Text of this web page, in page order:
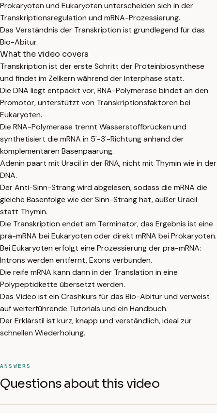
Prokaryoten und Eukaryoten unterscheiden sich in der
Transkriptionsregulation und mRNA-Prozessierung.
Das Verständnis der Transkription ist grundlegend für das
Bio-Abitur.
What the video covers
Transkription ist der erste Schritt der Proteinbiosynthese
und findet im Zellkern während der Interphase statt.
Die DNA liegt entpackt vor, RNA-Polymerase bindet an den
Promotor, unterstützt von Transkriptionsfaktoren bei
Eukaryoten.
Die RNA-Polymerase trennt Wasserstoffbrücken und
synthetisiert die mRNA in 5'-3'-Richtung anhand der
komplementären Basenpaarung.
Adenin paart mit Uracil in der RNA, nicht mit Thymin wie in der
DNA.
Der Anti-Sinn-Strang wird abgelesen, sodass die mRNA die
gleiche Basenfolge wie der Sinn-Strang hat, außer Uracil
statt Thymin.
Die Transkription endet am Terminator, das Ergebnis ist eine
prä-mRNA bei Eukaryoten oder direkt mRNA bei Prokaryoten.
Bei Eukaryoten erfolgt eine Prozessierung der prä-mRNA:
Introns werden entfernt, Exons verbunden.
Die reife mRNA kann dann in der Translation in eine
Polypeptidkette übersetzt werden.
Das Video ist ein Crashkurs für das Bio-Abitur und verweist
auf weiterführende Tutorials und ein Handbuch.
Der Erklärstil ist kurz, knapp und verständlich, ideal zur
schnellen Wiederholung.
ANSWERS
Questions about this video